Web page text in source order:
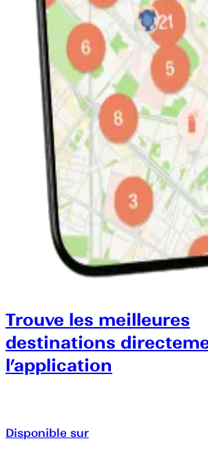
Trouve les meilleures
destinations
l’application
Disponible sur